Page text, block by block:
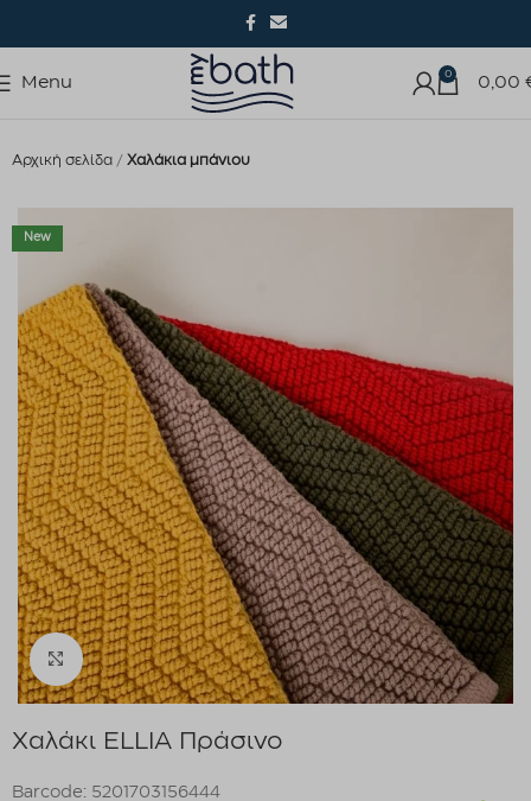
Menu 0 0,00
Αρχική σελίδα Χαλάκια μπάνιου
New
Click to enlarge
Χαλάκι ELLIA Πράσινο
Barcode: 5201703156444